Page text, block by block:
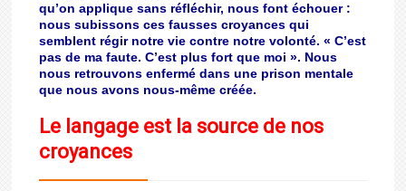
qu’on applique sans réfléchir, nous font échouer :
nous subissons ces fausses croyances qui
semblent régir notre vie contre notre volonté. « C’est
pas de ma faute. C’est plus fort que moi ». Nous
nous retrouvons enfermé dans une prison mentale
que nous avons nous-même créée.
Le langage est la source de nos
croyances